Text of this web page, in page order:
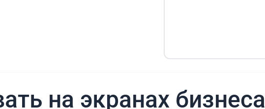
на экранах бизнеса